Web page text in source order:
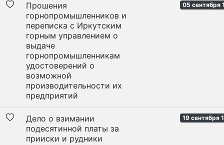
Прошения
горнопромышленников и
переписка с Иркутским
горным управлением о
выдаче
горнопромышленникам
удостоверений о
возможной
производительности их
предприятий
05 сентября
Дело о взимании
подесятинной платы за
прииски и рудники
19 сентября